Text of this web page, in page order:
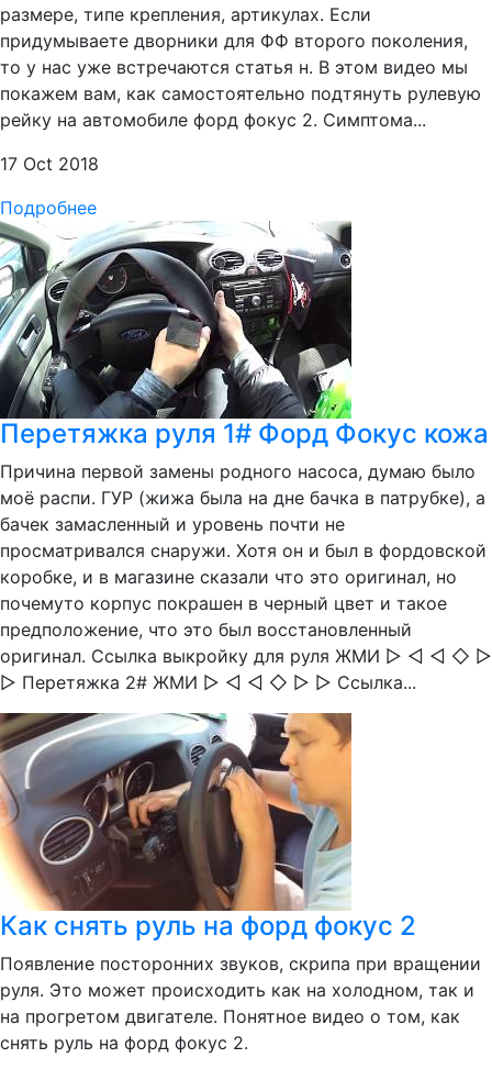
размере, типе крепления, артикулах. Если
придумываете дворники для ФФ второго поколения,
то у нас уже встречаются статья н. В этом видео мы
покажем вам, как самостоятельно подтянуть рулевую
рейку на автомобиле форд фокус 2. Симптома...
17 Oct 2018
Подробнее
Перетяжка руля 1# Форд Фокус кожа
Причина первой замены родного насоса, думаю было
моё распи. ГУР (жижа была на дне бачка в патрубке), а
бачек замасленный и уровень почти не
просматривался снаружи. Хотя он и был в фордовской
коробке, и в магазине сказали что это оригинал, но
почемуто корпус покрашен в черный цвет и такое
предположение, что это был восстановленный
оригинал. Ссылка выкройку для руля ЖМИ ▷ ◅ ◅ ◇ ▻
▻ Перетяжка 2# ЖМИ ▷ ◅ ◅ ◇ ▻ ▻ Ссылка...
Как снять руль на форд фокус 2
Появление посторонних звуков, скрипа при вращении
руля. Это может происходить как на холодном, так и
на прогретом двигателе. Понятное видео о том, как
снять руль на форд фокус 2.